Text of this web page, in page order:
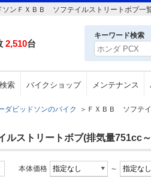
ソンＦＸＢＢ ソフテイルストリートボブ一
2,510台
キーワード検索
索 バイクショップ メンテナンス
ダビッドソンのバイク ＞ ＦＸＢＢ ソフテ
ストリートボブ(排気量751cc
本体価格
～